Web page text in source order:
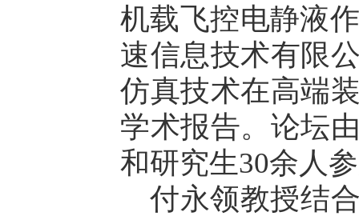
机载飞控电静液
速信息技术有限
仿真技术在高端
学术报告。论坛
和研究生30余人
付永领教授结